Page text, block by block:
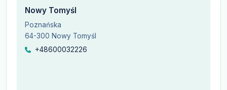
Nowy Tomyśl
Poznańska
64-300 Nowy Tomyśl
+48600032226